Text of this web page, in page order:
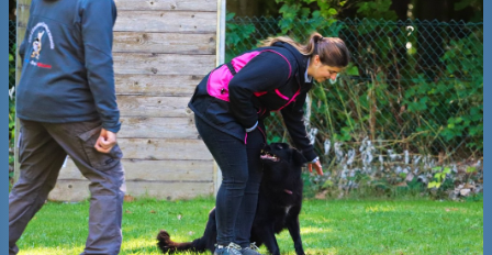
AGENDA
ADRESSE